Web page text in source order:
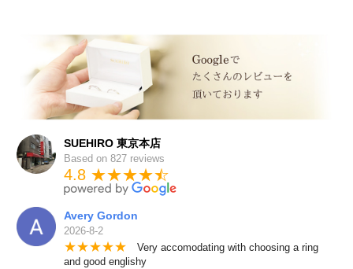
SUEHIRO 東京本店
Based on 827 reviews
4.8 ★★★★★
☆
Avery Gordon
2026-8-2
★★★★★ Very accomodating with choosing a ring
and good englishy